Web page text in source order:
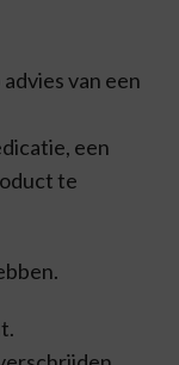
van een
een
te